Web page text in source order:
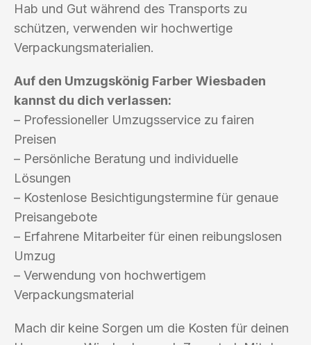
Hab und Gut während des Transports zu
schützen, verwenden wir hochwertige
Verpackungsmaterialien.
Auf den Umzugskönig Farber Wiesbaden
kannst du dich verlassen:
– Professioneller Umzugsservice zu fairen
Preisen
– Persönliche Beratung und individuelle
Lösungen
– Kostenlose Besichtigungstermine für genaue
Preisangebote
– Erfahrene Mitarbeiter für einen reibungslosen
Umzug
– Verwendung von hochwertigem
Verpackungsmaterial
Mach dir keine Sorgen um die Kosten für deinen